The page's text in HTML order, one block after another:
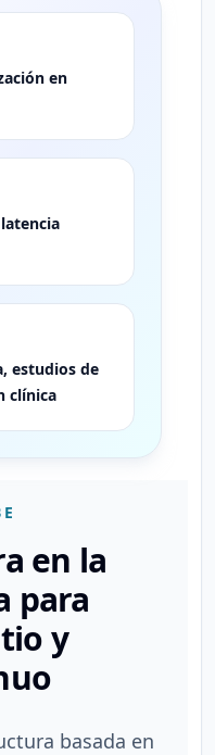
en
estudios de
clínica
en la
para
y
basada en